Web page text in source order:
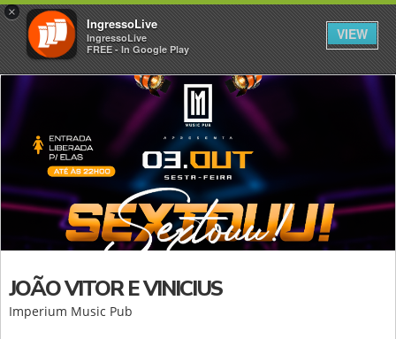
×
IngressoLive
IngressoLive
FREE - In Google Play
VIEW
JOÃO VITOR E VINICIUS
Imperium Music Pub